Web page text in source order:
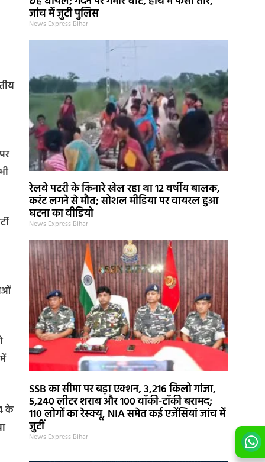
के
जांच में जुटी पुलिस
News Express Bihar
रेलवे पटरी के किनारे खेल रहा था 12 वर्षीय बालक,
करंट लगने से मौत; सोशल मीडिया पर वायरल हुआ
घटना का वीडियो
News Express Bihar
SSB का सीमा पर बड़ा एक्शन, 3,216 किलो गांजा,
5,240 लीटर शराब और 100 वॉकी-टॉकी बरामद;
110 लोगों का रेस्क्यू, NIA समेत कई एजेंसियां जांच में
जुटीं
News Express Bihar